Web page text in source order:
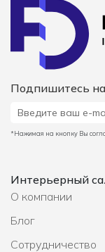
Интерьерный
О компании
Блог
Сотрудничество
Подпишитесь
*Нажимая на кнопку Вы